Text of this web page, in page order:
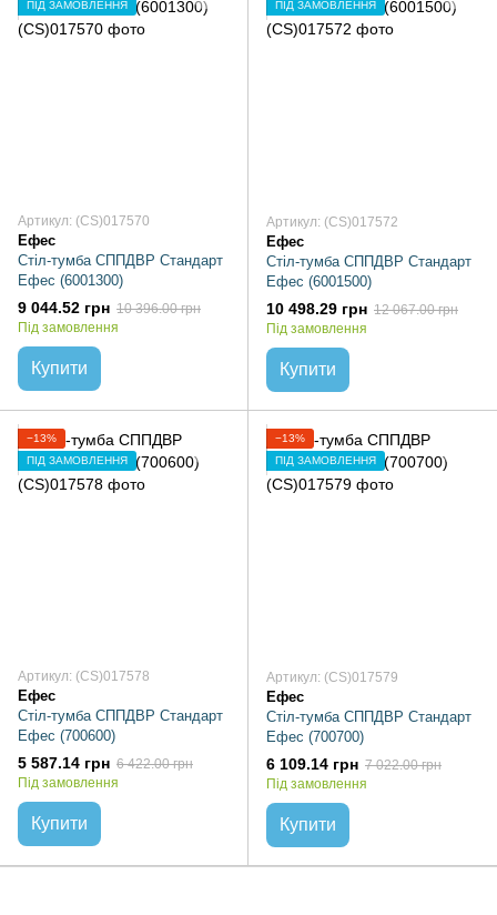
ПІД ЗАМОВЛЕННЯ
Артикул: (CS)017570
Ефес
Стіл-тумба СППДВР Стандарт
Ефес (6001300)
9 044.52 грн 10 396.00 грн
Під замовлення
Купити
ПІД ЗАМОВЛЕННЯ
Артикул: (CS)017572
Ефес
Стіл-тумба СППДВР Стандарт
Ефес (6001500)
10 498.29 грн 12 067.00 грн
Під замовлення
Купити
−13%
ПІД ЗАМОВЛЕННЯ
Артикул: (CS)017578
Ефес
Стіл-тумба СППДВР Стандарт
Ефес (700600)
5 587.14 грн 6 422.00 грн
Під замовлення
Купити
−13%
ПІД ЗАМОВЛЕННЯ
Артикул: (CS)017579
Ефес
Стіл-тумба СППДВР Стандарт
Ефес (700700)
6 109.14 грн 7 022.00 грн
Під замовлення
Купити